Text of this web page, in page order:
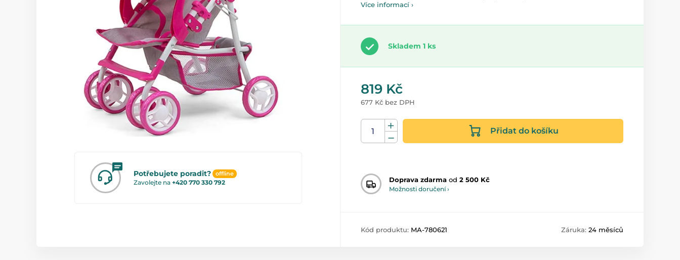
Potřebujete poradit? offline
Zavolejte na +420 770 330 792
Více informací ›
Skladem 1 ks
819 Kč
677 Kč bez DPH
Přidat do košíku
Doprava zdarma od 2 500 Kč
Možnosti doručení ›
Kód produktu: MA-780621 Záruka: 24 měsíců